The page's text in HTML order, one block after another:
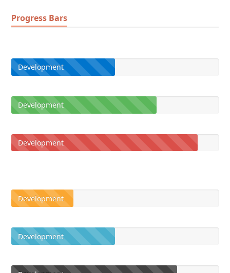
Progress Bars
Development
Development
Development
Development
Development